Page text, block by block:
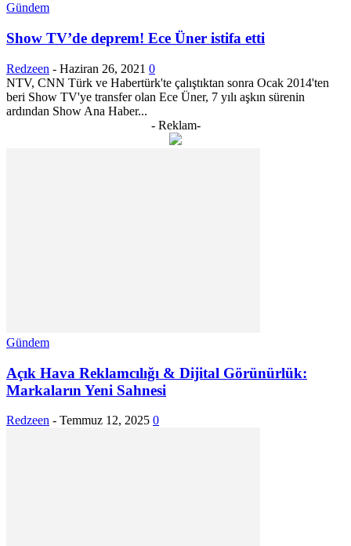
Gündem
Show TV’de deprem! Ece Üner istifa etti
Redzeen - Haziran 26, 2021 0
NTV, CNN Türk ve Habertürk'te çalıştıktan sonra Ocak 2014'ten
beri Show TV'ye transfer olan Ece Üner, 7 yılı aşkın sürenin
ardından Show Ana Haber...
- Reklam-
Gündem
Açık Hava Reklamcılığı & Dijital Görünürlük:
Markaların Yeni Sahnesi
Redzeen - Temmuz 12, 2025 0